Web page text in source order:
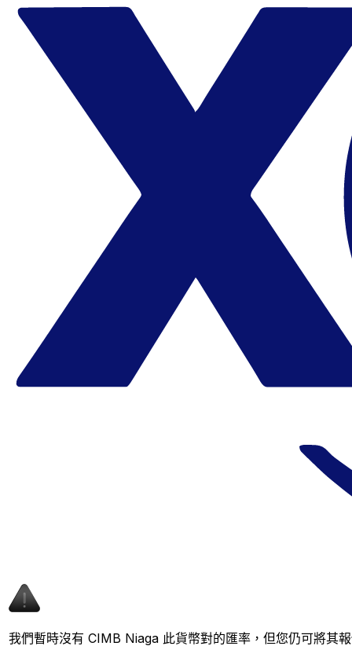
我們暫時沒有 CIMB Niaga 此貨幣對的匯率，但您仍可將其